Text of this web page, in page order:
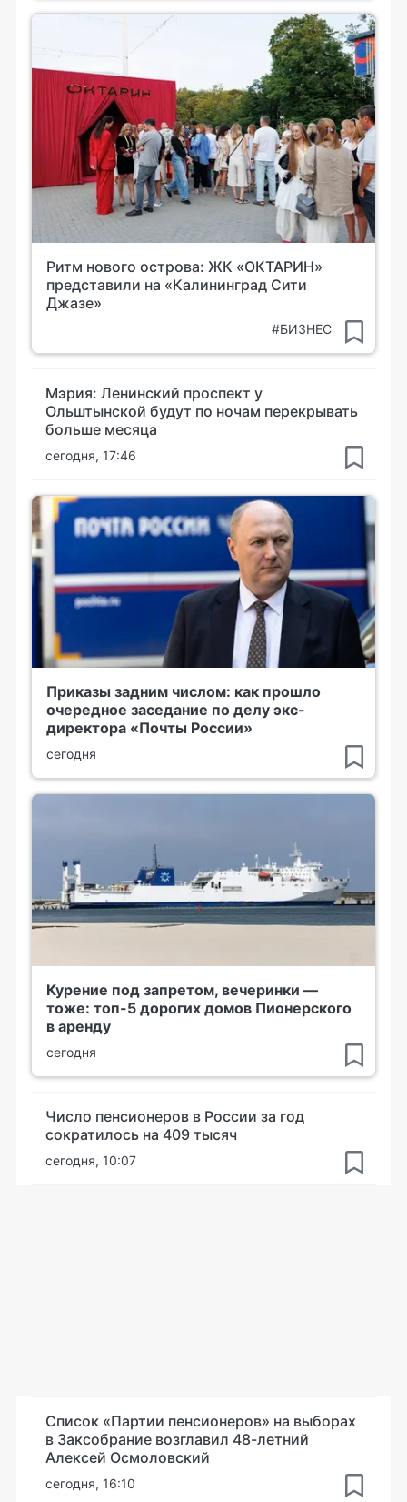
Ритм нового острова: ЖК «ОКТАРИН»
представили на «Калининград Сити
Джазе»
#БИЗНЕС
Мэрия: Ленинский проспект у
Ольштынской будут по ночам перекрывать
больше месяца
сегодня, 17:46
Приказы задним числом: как прошло
очередное заседание по делу экс-
директора «Почты России»
сегодня
Курение под запретом, вечеринки —
тоже: топ-5 дорогих домов Пионерского
в аренду
сегодня
Число пенсионеров в России за год
сократилось на 409 тысяч
сегодня, 10:07
Список «Партии пенсионеров» на выборах
в Заксобрание возглавил 48-летний
Алексей Осмоловский
сегодня, 16:10